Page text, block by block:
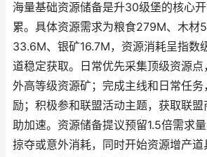
海量基础资源储备是升30级堡的核心
累。具体资源需求为粮食279M、木材
33.6M、银矿16.7M，资源消耗呈指数
道稳定获取。日常优先采集顶级资源
外高等级资源矿；完成主线和日常任
励；积极参和联盟活动主题，获取联
助加速。资源储备提议预留1.5倍需求
掠夺或意外消耗，同时开始资源增产